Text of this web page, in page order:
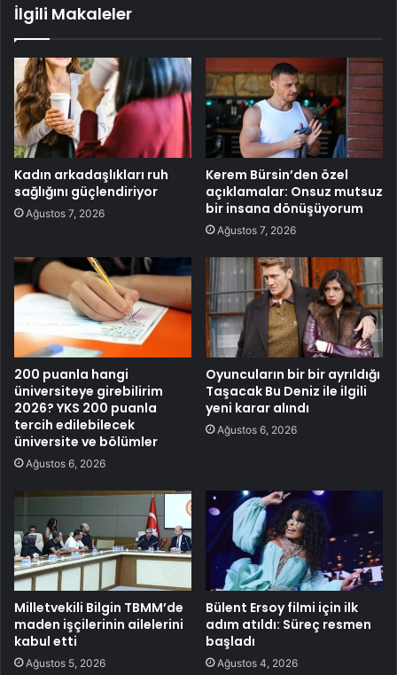
İlgili Makaleler
Kadın arkadaşlıkları ruh
sağlığını güçlendiriyor
Ağustos 7, 2026
Kerem Bürsin’den özel
açıklamalar: Onsuz mutsuz
bir insana dönüşüyorum
Ağustos 7, 2026
200 puanla hangi
üniversiteye girebilirim
2026? YKS 200 puanla
tercih edilebilecek
üniversite ve bölümler
Ağustos 6, 2026
Oyuncuların bir bir ayrıldığı
Taşacak Bu Deniz ile ilgili
yeni karar alındı
Ağustos 6, 2026
Milletvekili Bilgin TBMM’de
maden işçilerinin ailelerini
kabul etti
Ağustos 5, 2026
Bülent Ersoy filmi için ilk
adım atıldı: Süreç resmen
başladı
Ağustos 4, 2026